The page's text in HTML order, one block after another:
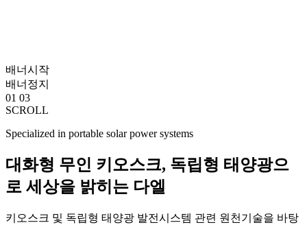
배너시작
배너정지
01 03
SCROLL
Specialized in portable solar power systems
대화형 무인 키오스크, 독립형 태양광으
로 세상을 밝히는 다엘
키오스크 및 독립형 태양광 발전시스템 관련 원천기술을 바탕